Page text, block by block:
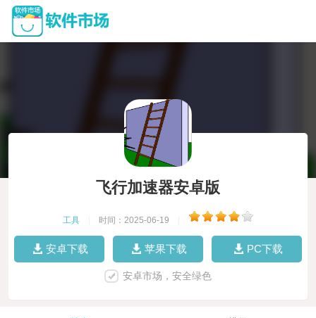
飞行加速器安卓版
工具 时间：2025-06-19
安卓下载 苹果下载 PC下载
安卓市场，安全绿色